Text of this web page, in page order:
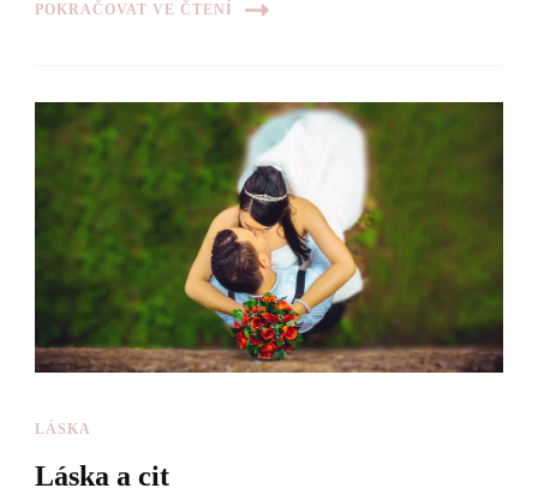
POKRAČOVAT VE ČTENÍ
LÁSKA
Láska a cit